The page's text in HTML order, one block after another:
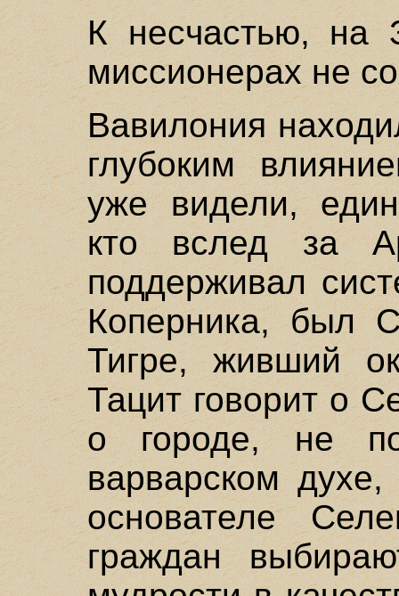
К несчастью, на
миссионерах не
Вавилония
глубоким
уже видели,
кто вслед за
поддерживал
Коперника, был
Тигре, живший
Тацит говорит о
о городе, не
варварском
основателе
граждан